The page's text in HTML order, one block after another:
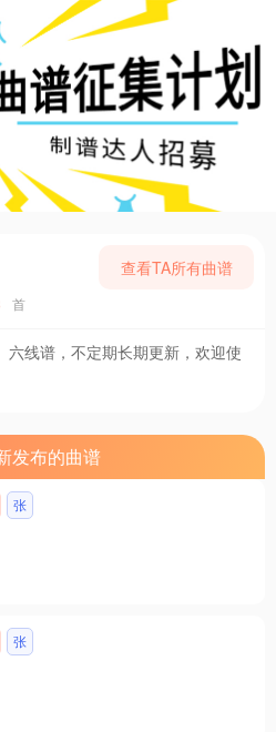
查看TA所有曲谱
首
六线谱，不定期长期更新，欢迎使
发布的曲谱
张
张